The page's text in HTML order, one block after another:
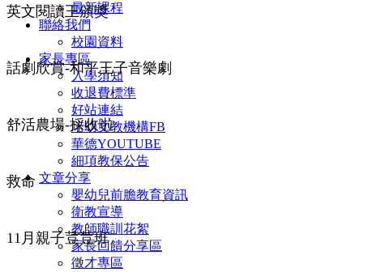
最新課程
聯絡我們
校園資料
家長專區
入學須知
收退費標準
好站連結
培幼文教機構FB
華德YOUTUBE
細項教保公告
文章分享
嬰幼兒前膽教育資訊
衛教宣導
教師職訓花絮
家長回饋分享區
徵才專區
英文閱讀王頒獎
話劇欣賞-和平王子音樂劇
舒活農場-採收啦
救命
11月親子荳荳班